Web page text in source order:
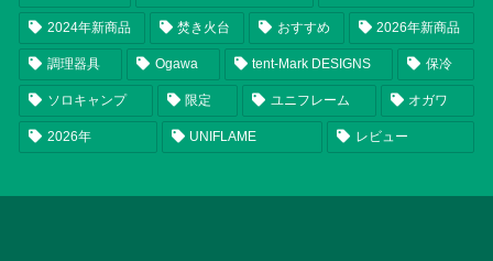
2024年新商品 焚き火台 おすすめ 2026年新商品
調理器具 Ogawa tent-Mark DESIGNS 保冷
ソロキャンプ 限定 ユニフレーム オガワ
2026年 UNIFLAME レビュー